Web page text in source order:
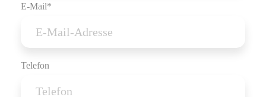
E-Mail*
Telefon